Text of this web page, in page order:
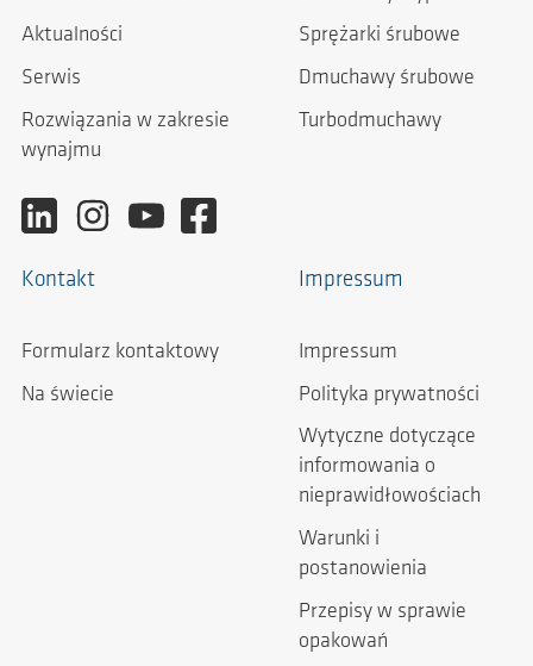
Aktualności
Serwis
Rozwiązania w zakresie
wynajmu
Sprężarki śrubowe
Dmuchawy śrubowe
Turbodmuchawy
Kontakt
Formularz kontaktowy
Na świecie
Impressum
Impressum
Polityka prywatności
Wytyczne dotyczące
informowania o
nieprawidłowościach
Warunki i
postanowienia
Przepisy w sprawie
opakowań